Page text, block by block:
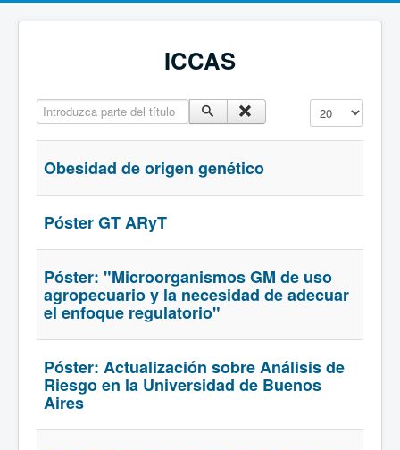
ICCAS
Introduzca parte del título Cantidad a
Obesidad de origen genético
Póster GT ARyT
Póster: "Microorganismos GM de uso
agropecuario y la necesidad de adecuar
el enfoque regulatorio"
Póster: Actualización sobre Análisis de
Riesgo en la Universidad de Buenos
Aires